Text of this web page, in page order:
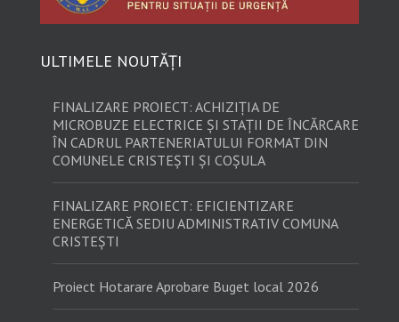
ULTIMELE NOUTĂȚI
FINALIZARE PROIECT: ACHIZIȚIA DE
MICROBUZE ELECTRICE ȘI STAȚII DE ÎNCĂRCARE
ÎN CADRUL PARTENERIATULUI FORMAT DIN
COMUNELE CRISTEȘTI ȘI COȘULA
FINALIZARE PROIECT: EFICIENTIZARE
ENERGETICĂ SEDIU ADMINISTRATIV COMUNA
CRISTEȘTI
Proiect Hotarare Aprobare Buget local 2026